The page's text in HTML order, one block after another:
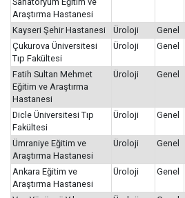
Araştırma Hastanesi
Kayseri Şehir Hastanesi Üroloji Genel
Çukurova Üniversitesi
Tıp Fakültesi
Üroloji Genel
Fatih Sultan Mehmet
Eğitim ve Araştırma
Hastanesi
Üroloji Genel
Dicle Üniversitesi Tıp
Fakültesi
Üroloji Genel
Ümraniye Eğitim ve
Araştırma Hastanesi
Üroloji Genel
Ankara Eğitim ve
Araştırma Hastanesi
Üroloji Genel